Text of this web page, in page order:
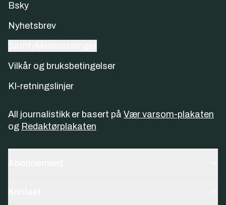
Bsky
Nyhetsbrev
Vilkår og bruksbetingelser
KI-retningslinjer
All journalistikk er basert på Vær varsom-plakaten
og Redaktørplakaten